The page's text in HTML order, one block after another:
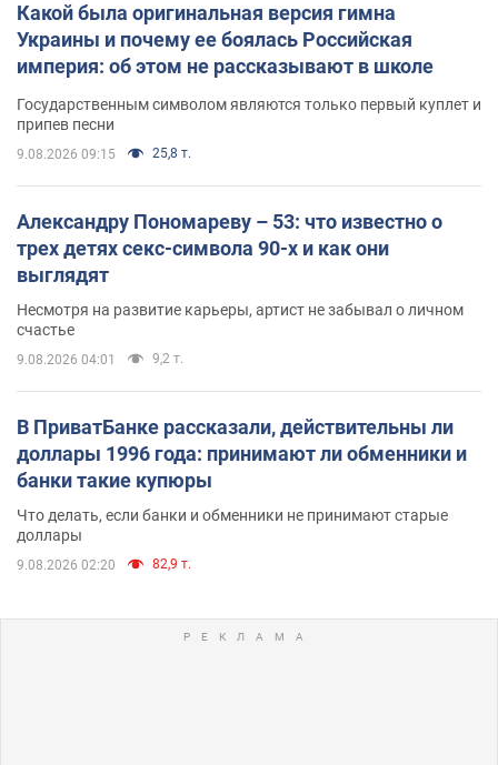
Какой была оригинальная версия гимна
Украины и почему ее боялась Российская
империя: об этом не рассказывают в школе
Государственным символом являются только первый куплет и
припев песни
9.08.2026 09:15 25,8 т.
Александру Пономареву – 53: что известно о
трех детях секс-символа 90-х и как они
выглядят
Несмотря на развитие карьеры, артист не забывал о личном
счастье
9.08.2026 04:01 9,2 т.
В ПриватБанке рассказали, действительны ли
доллары 1996 года: принимают ли обменники и
банки такие купюры
Что делать, если банки и обменники не принимают старые
доллары
9.08.2026 02:20 82,9 т.